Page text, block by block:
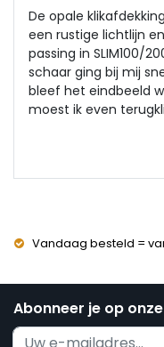
De opale
een rustige lichtlijn
passing in SLIM100/
schaar ging bij mij
bleef het eindbeeld
moest ik even
Vandaag besteld =
Abonneer je op